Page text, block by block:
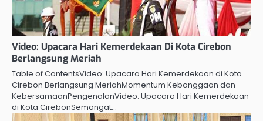
Video: Upacara Hari Kemerdekaan Di Kota Cirebon
Berlangsung Meriah
Table of ContentsVideo: Upacara Hari Kemerdekaan di Kota
Cirebon Berlangsung MeriahMomentum Kebanggaan dan
KebersamaanPengenalanVideo: Upacara Hari Kemerdekaan
di Kota CirebonSemangat…